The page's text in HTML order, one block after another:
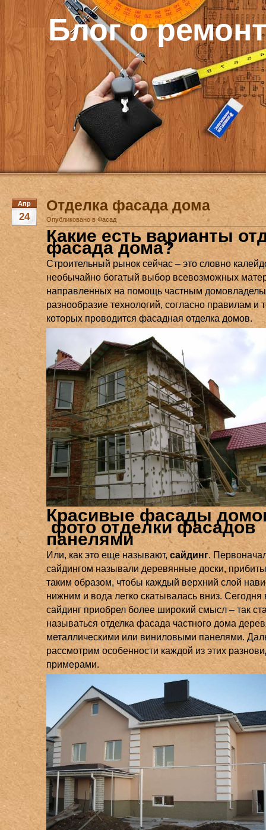
Блог о
Апр
24
Отделка фасада дома
Опубликовано в Фасад
Какие есть варианты
фасада дома?
Строительный рынок сейчас – это словно
необычайно богатый выбор всевозможных
направленных на помощь частным
разнообразие технологий, согласно правилам и
которых проводится фасадная отделка домов.
Красивые фасады
фото отделки фасадов
панелями
Или, как это еще называют, сайдинг.
сайдингом называли деревянные доски,
таким образом, чтобы каждый верхний слой
нижним и вода легко скатывалась вниз. Сегодня
сайдинг приобрел более широкий смысл – так
называться отделка фасада частного дома
металлическими или виниловыми панелями.
рассмотрим особенности каждой из этих
примерами.